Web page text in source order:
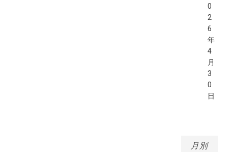
0
2
6
年
4
月
3
0
日
月別